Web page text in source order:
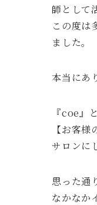
師として
この度は
ました。
本当にあ
『coe』
【お客
サロンに
思った通
なかなか